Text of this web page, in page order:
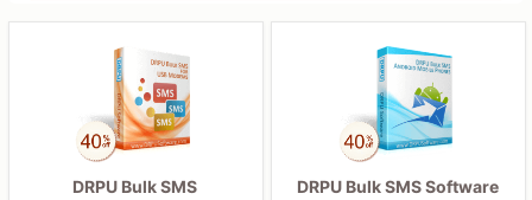
DRPU Bulk SMS
DRPU Bulk SMS Software